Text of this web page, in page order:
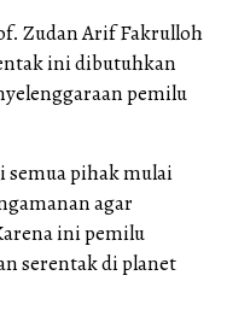
Zudan Arif Fakrulloh
ini dibutuhkan
pemilu
semua pihak mulai
agar
ini pemilu
serentak di planet